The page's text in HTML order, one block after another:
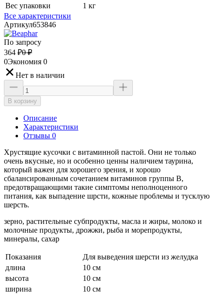
Вес упаковки
1 кг
Все характеристики
Артикул653846
По запросу
364 ₽0 ₽
0Экономия 0
Нет в наличии
В корзину
Описание
Характеристики
Отзывы 0
Хрустящие кусочки с витаминной пастой. Они не только
очень вкусные, но и особенно ценны наличием таурина,
который важен для хорошего зрения, и хорошо
сбалансированным сочетанием витаминов группы В,
предотвращающими такие симптомы неполноценного
питания, как выпадение шрсти, кожные проблемы и тусклую
шерсть.
зерно, растительные субпродукты, масла и жиры, молоко и
молочные продукты, дрожжи, рыба и морепродукты,
минералы, сахар
Показания
Для выведения шерсти из желудка
длина
10 см
высота
10 см
ширина
10 см